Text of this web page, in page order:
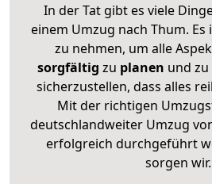
In der Tat gibt es viele
einem Umzug nach Thum.
zu nehmen, um alle
sorgfältig zu planen und zu
sicherzustellen, dass alles
Mit der richtigen
deutschlandweiter Umzug
erfolgreich durchgeführt
sorgen wir.